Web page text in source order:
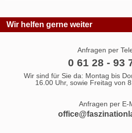
Wir helfen gerne weiter
Anfragen per
0 61 28 - 93
Wir sind für Sie da: Montag bis
16.00 Uhr, sowie Freitag von
Anfragen per E-